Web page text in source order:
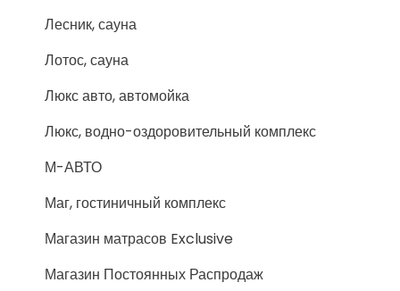
Лесник, сауна
Лотос, сауна
Люкс авто, автомойка
Люкс, водно-оздоровительный комплекс
М-АВТО
Маг, гостиничный комплекс
Магазин матрасов Exclusive
Магазин Постоянных Распродаж